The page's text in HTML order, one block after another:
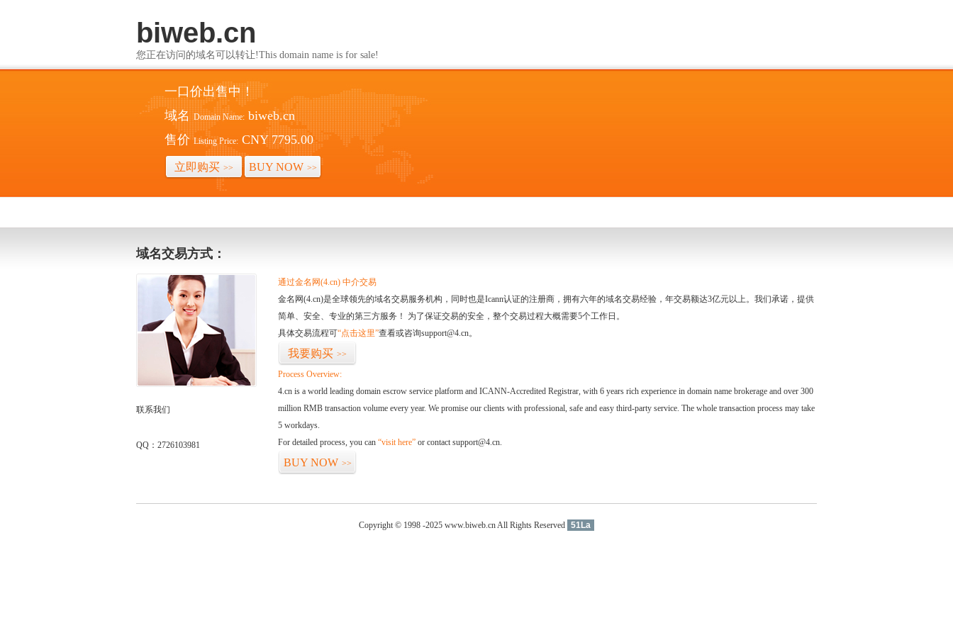
biweb.cn
您正在访问的域名可以转让!This domain name is for sale!
一口价出售中！
域名 Domain Name: biweb.cn
售价 Listing Price: CNY 7795.00
立即购买 >> BUY NOW >>
域名交易方式：
联系我们
QQ：2726103981
通过金名网(4.cn) 中介交易
金名网(4.cn)是全球领先的域名交易服务机构，同时也是Icann认证的注册商，拥有六年的域名交易经验，年交易额达3亿元以上。我们承诺，提供
简单、安全、专业的第三方服务！ 为了保证交易的安全，整个交易过程大概需要5个工作日。
具体交易流程可“点击这里”查看或咨询support@4.cn。
我要购买 >>
Process Overview:
4.cn is a world leading domain escrow service platform and ICANN-Accredited Registrar, with 6 years rich experience in domain name brokerage and over 300
million RMB transaction volume every year. We promise our clients with professional, safe and easy third-party service. The whole transaction process may take
5 workdays.
For detailed process, you can “visit here” or contact support@4.cn.
BUY NOW >>
Copyright © 1998 -2025 www.biweb.cn All Rights Reserved 51La